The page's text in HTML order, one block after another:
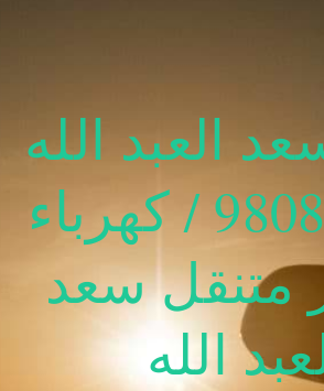
العبد الله
/ 98080146‬ / كهرباء
متنقل سعد
الله